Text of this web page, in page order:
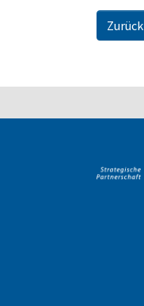
Zurück